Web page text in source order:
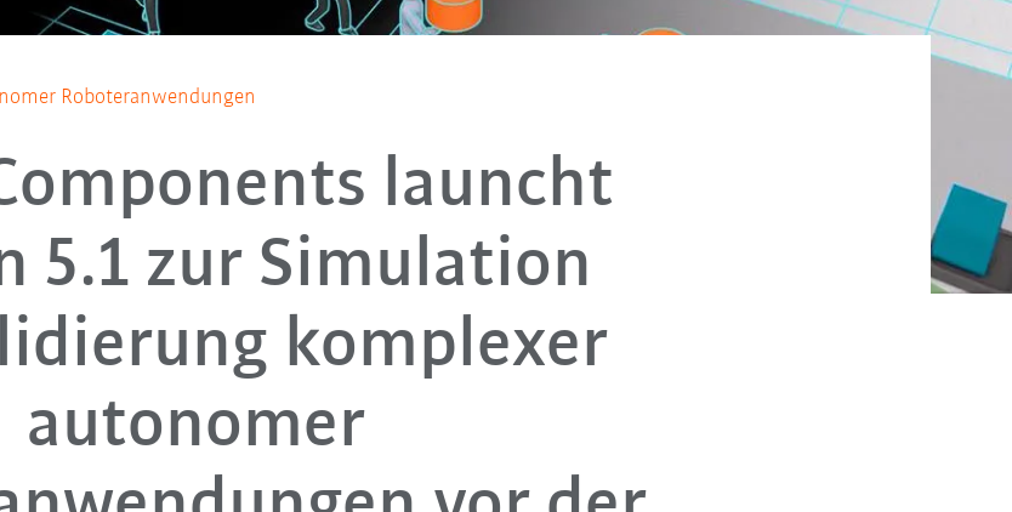
Roboteranwendungen
launcht
5.1 zur Simulation
komplexer
autonomer